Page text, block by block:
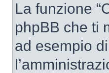
La funzione
phpBB che ti
ad esempio